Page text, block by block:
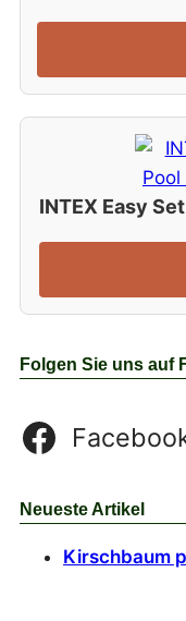
INTEX Easy
Folgen Sie uns auf
Neueste Artikel
Kirschbaum